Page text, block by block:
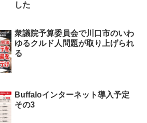
した
衆議院予算委員会で川口市のいわ
ゆるクルド人問題が取り上げられ
る
Buffaloインターネット導入予定
その3